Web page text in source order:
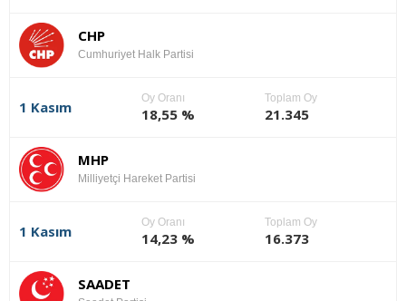
CHP
Cumhuriyet Halk Partisi
1 Kasım
Oy Oranı
18,55 %
Toplam Oy
21.345
MHP
Milliyetçi Hareket Partisi
1 Kasım
Oy Oranı
14,23 %
Toplam Oy
16.373
SAADET